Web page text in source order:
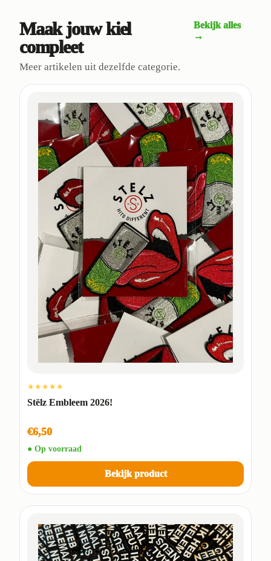
Maak jouw kiel
compleet
Meer artikelen uit dezelfde categorie.
Bekijk alles
→
★★★★★
Stëlz Embleem 2026!
€6,50
● Op voorraad
Bekijk product